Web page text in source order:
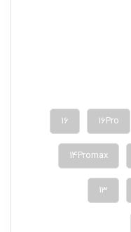
16Pro
16
14Promax
13